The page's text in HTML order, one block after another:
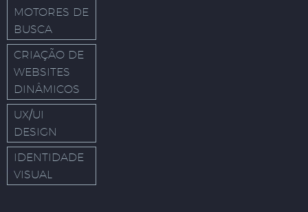
MOTORES DE
BUSCA
CRIAÇÃO DE
WEBSITES
DINÂMICOS
UX/UI
DESIGN
IDENTIDADE
VISUAL